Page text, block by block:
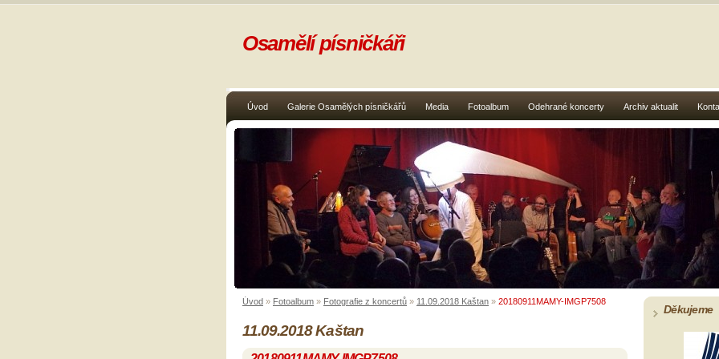
Úvod Galerie Osamělých písničkářů Media Fotoalbum Odehrané koncerty Archiv aktualit
Osamělí písničkáři
Úvod » Fotoalbum » Fotografie z koncertů » 11.09.2018 Kaštan » 20180911MAMY-IMGP7508
11.09.2018 Kaštan
Děkujeme